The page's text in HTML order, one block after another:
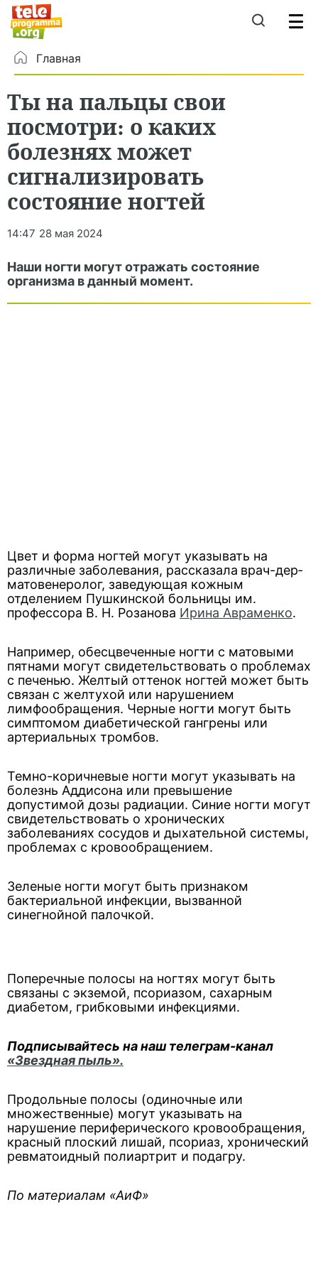
Главная
Ты на пальцы свои
посмотри: о каких
болезнях может
сигнализировать
состояние ногтей
14:47 28 мая 2024
Наши ногти могут отражать состояние
организма в данный момент.
Цвет и форма ногтей могут указывать на
различные заболевания, рассказала врач-дер­
матовенеролог, заведующая кожным
отделением Пушкинской больницы им.
профессора В. Н. Розанова Ирина Авраменко.
Например, обесцвеченные ногти с матовыми
пятнами могут свидетельствовать о проблемах
с печенью. Желтый оттенок ногтей может быть
связан с желтухой или нарушением
лимфообращения. Черные ногти могут быть
симптомом диабетической гангрены или
артериальных тромбов.
Темно-коричневые ногти могут указывать на
болезнь Аддисона или превышение
допустимой дозы радиации. Синие ногти могут
свидетельствовать о хронических
заболеваниях сосудов и дыхательной системы,
проблемах с кровообращением.
Зеленые ногти могут быть признаком
бактериальной инфекции, вызванной
синегнойной палочкой.
Поперечные полосы на ногтях могут быть
связаны с экземой, псориазом, сахарным
диабетом, грибковыми инфекциями.
Подписывайтесь на наш телеграм-канал
«Звездная пыль».
Продольные полосы (одиночные или
множественные) могут указывать на
нарушение периферического кровообращения,
красный плоский лишай, псориаз, хронический
ревматоидный полиартрит и подагру.
По материалам «АиФ»